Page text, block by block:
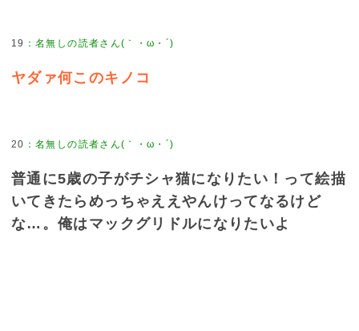
19 ：名無しの読者さん(｀・ω・´)
ヤダァ何このキノコ
20 ：名無しの読者さん(｀・ω・´)
普通に5歳の子がチシャ猫になりたい！って絵描
いてきたらめっちゃええやんけってなるけど
な…。俺はマックグリドルになりたいよ